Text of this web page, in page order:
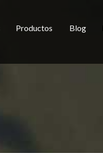
Productos Blog